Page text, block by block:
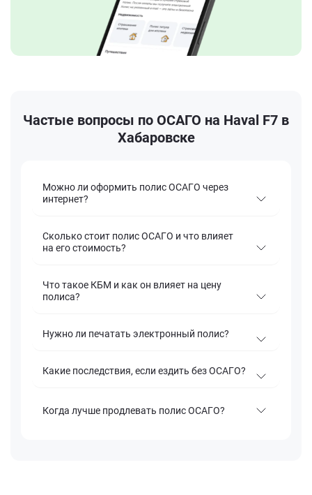
Частые вопросы по ОСАГО на Haval F7 в
Хабаровске
Можно ли оформить полис ОСАГО через
интернет?
Сколько стоит полис ОСАГО и что влияет
на его стоимость?
Что такое КБМ и как он влияет на цену
полиса?
Нужно ли печатать электронный полис?
Какие последствия, если ездить без ОСАГО?
Когда лучше продлевать полис ОСАГО?